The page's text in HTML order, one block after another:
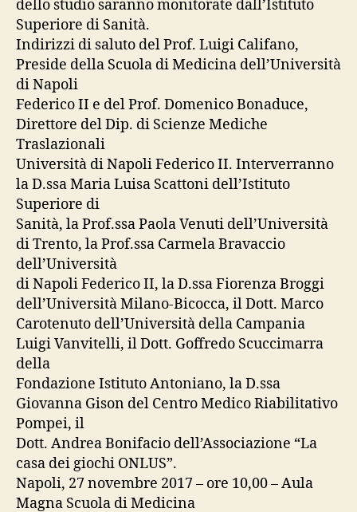
dello studio saranno monitorate dall’Istituto
Superiore di Sanità.
Indirizzi di saluto del Prof. Luigi Califano,
Preside della Scuola di Medicina dell’Università
di Napoli
Federico II e del Prof. Domenico Bonaduce,
Direttore del Dip. di Scienze Mediche
Traslazionali
Università di Napoli Federico II. Interverranno
la D.ssa Maria Luisa Scattoni dell’Istituto
Superiore di
Sanità, la Prof.ssa Paola Venuti dell’Università
di Trento, la Prof.ssa Carmela Bravaccio
dell’Università
di Napoli Federico II, la D.ssa Fiorenza Broggi
dell’Università Milano-Bicocca, il Dott. Marco
Carotenuto dell’Università della Campania
Luigi Vanvitelli, il Dott. Goffredo Scuccimarra
della
Fondazione Istituto Antoniano, la D.ssa
Giovanna Gison del Centro Medico Riabilitativo
Pompei, il
Dott. Andrea Bonifacio dell’Associazione “La
casa dei giochi ONLUS”.
Napoli, 27 novembre 2017 – ore 10,00 – Aula
Magna Scuola di Medicina